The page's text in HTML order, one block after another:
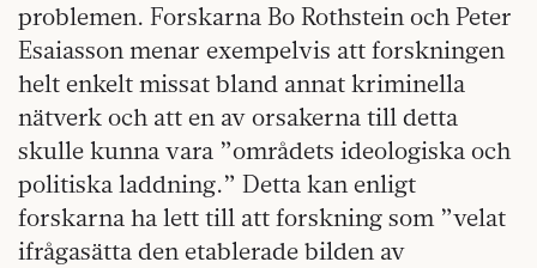
problemen. Forskarna Bo Rothstein och Peter
Esaiasson menar exempelvis att forskningen
helt enkelt missat bland annat kriminella
nätverk och att en av orsakerna till detta
skulle kunna vara ”områdets ideologiska och
politiska laddning.” Detta kan enligt
forskarna ha lett till att forskning som ”velat
ifrågasätta den etablerade bilden av